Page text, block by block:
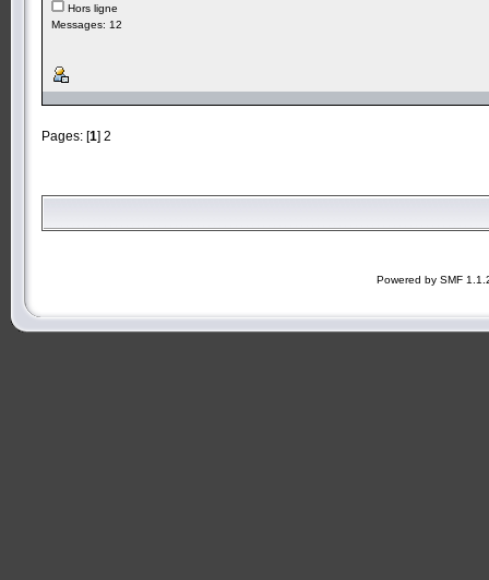
Hors ligne
Messages: 12
Pages: [1] 2
Powered by SMF